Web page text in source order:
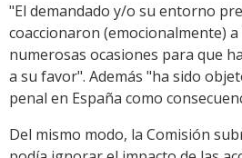
"El demandado y/o su entorno
coaccionaron (emocionalmente)
numerosas ocasiones para que
a su favor". Además "ha sido
penal en España como
Del mismo modo, la Comisión